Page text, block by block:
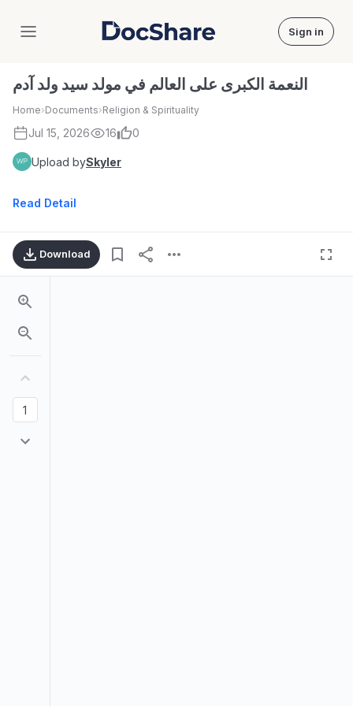
DocShare Sign in
النعمة الكبرى على العالم في مولد سيد ولد آدم
Home›Documents›Religion & Spirituality
Jul 15, 2026 16 0
Upload bySkyler
Read Detail
Download